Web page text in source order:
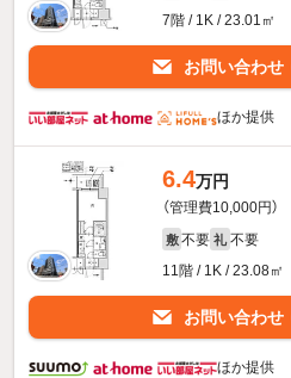
7階 / 1K / 23.01㎡
お問い合わせ
ほか提供
6.4万円
（管理費10,000円）
敷 不要 礼 不要
11階 / 1K / 23.08㎡
お問い合わせ
ほか提供